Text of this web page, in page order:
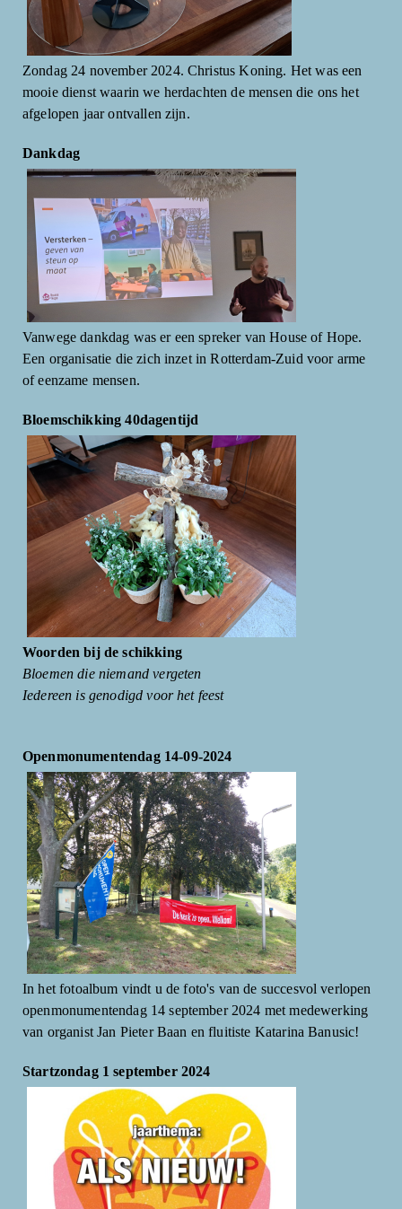
Zondag 24 november 2024. Christus Koning. Het was een
mooie dienst waarin we herdachten de mensen die ons het
afgelopen jaar ontvallen zijn.
Dankdag
Vanwege dankdag was er een spreker van House of Hope.
Een organisatie die zich inzet in Rotterdam-Zuid voor arme
of eenzame mensen.
Bloemschikking 40dagentijd
Woorden bij de schikking
Bloemen die niemand vergeten
Iedereen is genodigd voor het feest
Openmonumentendag 14-09-2024
In het fotoalbum vindt u de foto's van de succesvol verlopen
openmonumentendag 14 september 2024 met medewerking
van organist Jan Pieter Baan en fluitiste Katarina Banusic!
Startzondag 1 september 2024